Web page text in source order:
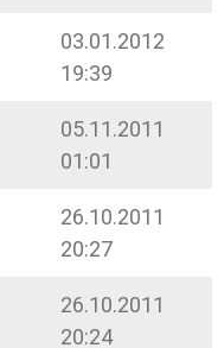
03.01.2012
19:39
05.11.2011
01:01
26.10.2011
20:27
26.10.2011
20:24